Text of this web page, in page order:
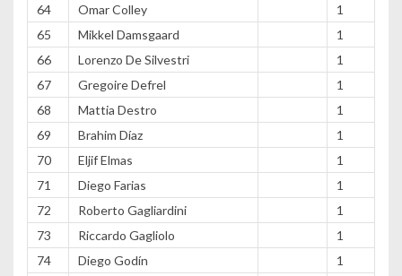
64
Omar Colley
1
65
Mikkel Damsgaard
1
66
Lorenzo De Silvestri
1
67
Gregoire Defrel
1
68
Mattia Destro
1
69
Brahim Díaz
1
70
Eljif Elmas
1
71
Diego Farias
1
72
Roberto Gagliardini
1
73
Riccardo Gagliolo
1
74
Diego Godín
1